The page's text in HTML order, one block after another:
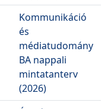
Kommunikáció
és
médiatudomány
BA nappali
mintatanterv
(2026)